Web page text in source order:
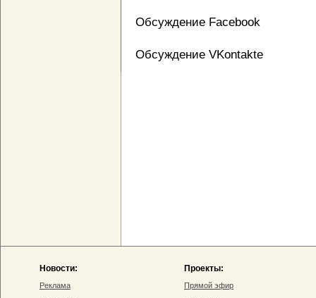
Обсуждение Facebook
Обсуждение VKontakte
Новости:
Реклама
Проекты:
Прямой эфир